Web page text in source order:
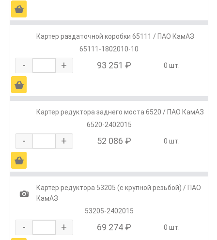
Ä
Картер раздаточной коробки 65111 / ПАО КамАЗ
65111-1802010-10
- + 93 251 ₽ 0 шт.
Ä
Картер редуктора заднего моста 6520 / ПАО КамАЗ
6520-2402015
- + 52 086 ₽ 0 шт.
Ä
1
Картер редуктора 53205 (с крупной резьбой) / ПАО
КамАЗ
53205-2402015
- + 69 274 ₽ 0 шт.